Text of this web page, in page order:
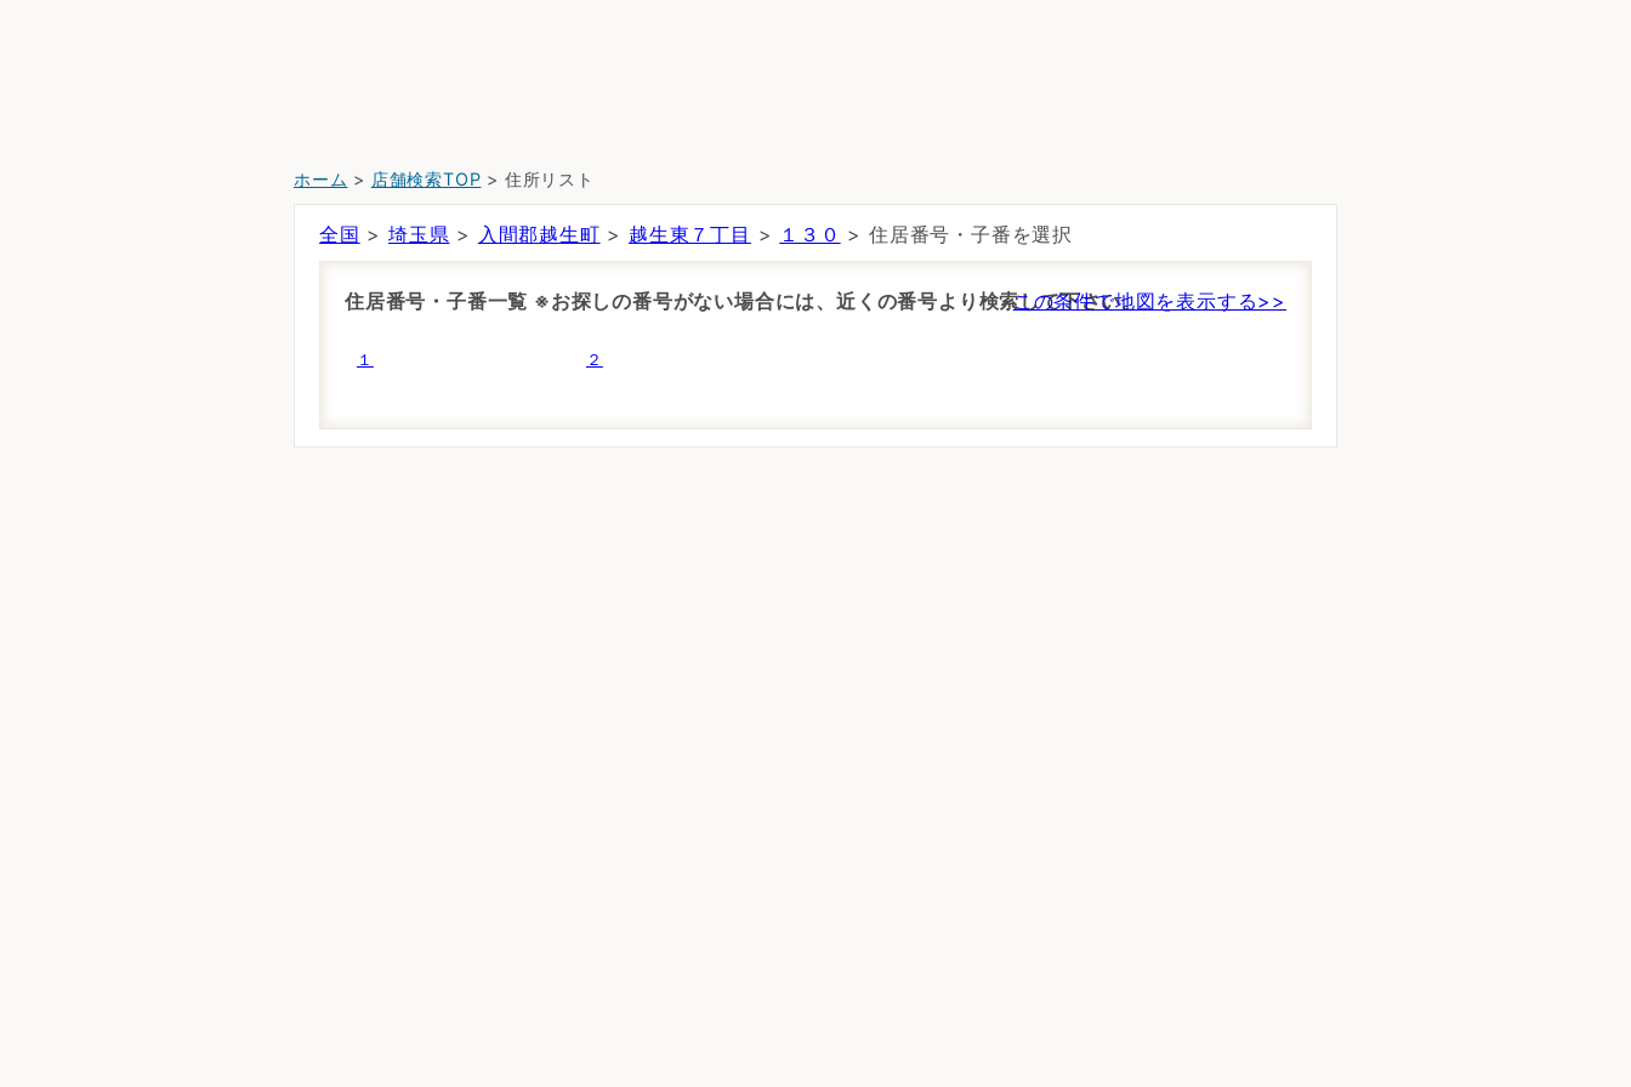
ホーム > 店舗検索TOP > 住所リスト
全国 >埼玉県 > 入間郡越生町 > 越生東７丁目 > １３０ > 住居番号・子番を選択
住居番号・子番一覧 ※お探しの番号がない場合には、近くの番号より検索して下さい。この条件で地図を表示する>>
１ ２